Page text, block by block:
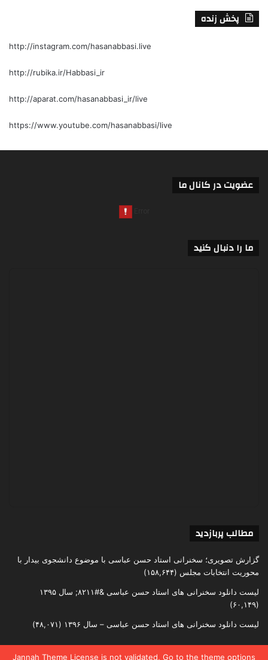
Jannah Theme License is not validated, Go to the theme options
پخش زنده
http://instagram.com/hasanabbasi.live
http://rubika.ir/Habbasi_ir
http://aparat.com/hasanabbasi_ir/live
https://www.youtube.com/hasanabbasi/live
عضویت در کانال ما
ما را دنبال کنید
مطالب پربازدید
گزارش تصویری؛ سخنرانی استاد حسن عباسی با موضوع دانشجوی بیدار با
محوریت انتخابات مجلس (۱۵۸,۶۴۴)
لیست دانلود سخنرانی های استاد حسن عباسی &#۸۲۱۱; سال ۱۳۹۵
(۶۰,۱۴۹)
لیست دانلود سخنرانی های استاد حسن عباسی – سال ۱۳۹۶ (۴۸,۰۷۱)